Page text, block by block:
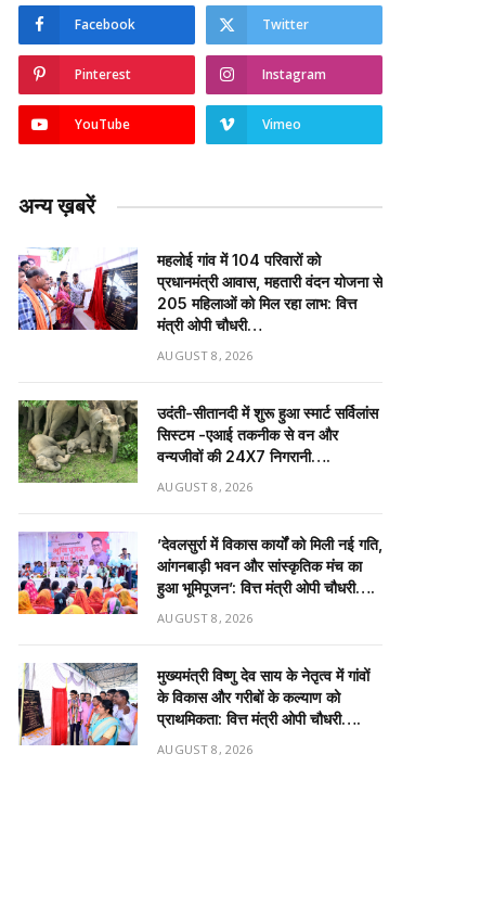
Facebook Twitter
Pinterest Instagram
YouTube Vimeo
अन्य ख़बरें
महलोई गांव में 104 परिवारों को
प्रधानमंत्री आवास, महतारी वंदन योजना से
205 महिलाओं को मिल रहा लाभ: वित्त
मंत्री ओपी चौधरी…
AUGUST 8, 2026
उदंती-सीतानदी में शुरू हुआ स्मार्ट सर्विलांस
सिस्टम -एआई तकनीक से वन और
वन्यजीवों की 24X7 निगरानी….
AUGUST 8, 2026
’देवलसुर्रा में विकास कार्यों को मिली नई गति,
आंगनबाड़ी भवन और सांस्कृतिक मंच का
हुआ भूमिपूजन’: वित्त मंत्री ओपी चौधरी….
AUGUST 8, 2026
मुख्यमंत्री विष्णु देव साय के नेतृत्व में गांवों
के विकास और गरीबों के कल्याण को
प्राथमिकता: वित्त मंत्री ओपी चौधरी….
AUGUST 8, 2026